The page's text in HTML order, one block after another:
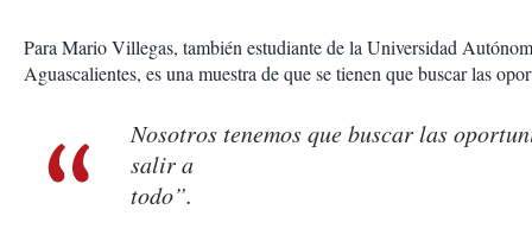
Para Mario Villegas, también estudiante de la Universidad
Aguascalientes, es una muestra de que se tienen que buscar las
Nosotros tenemos que buscar las
salir a